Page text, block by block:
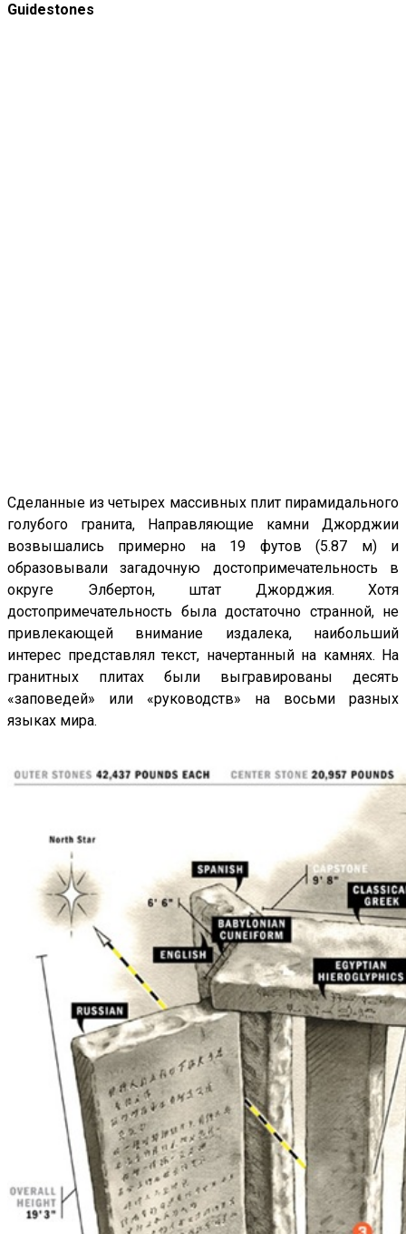
Guidestones
Сделанные из четырех массивных плит пирамидального
голубого гранита, Направляющие камни Джорджии
возвышались примерно на 19 футов (5.87 м) и
образовывали загадочную достопримечательность в
округе Элбертон, штат Джорджия. Хотя
достопримечательность была достаточно странной, не
привлекающей внимание издалека, наибольший
интерес представлял текст, начертанный на камнях. На
гранитных плитах были выгравированы десять
«заповедей» или «руководств» на восьми разных
языках мира.